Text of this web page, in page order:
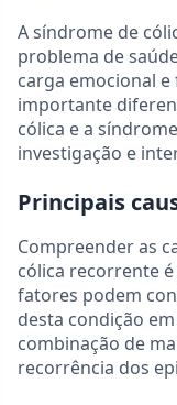
A síndrome de
problema de
carga emocional
importante
cólica e a
investigação e
Principais
Compreender as
cólica recorrente
fatores podem
desta condição
combinação de
recorrência dos